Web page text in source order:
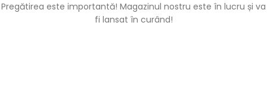
Pregătirea este importantă! Magazinul nostru este în lucru și va
fi lansat în curând!